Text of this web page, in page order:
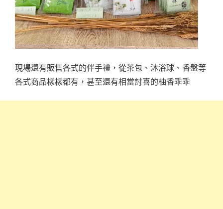
現場還有販售各式的伴手禮，從茶包、沐浴球、香盤等
各式商品樣樣都有，甚至還有相當討喜的柚香乖乖